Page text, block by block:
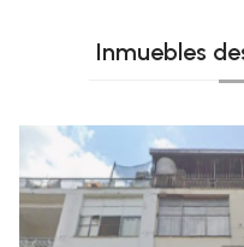
Inmuebles